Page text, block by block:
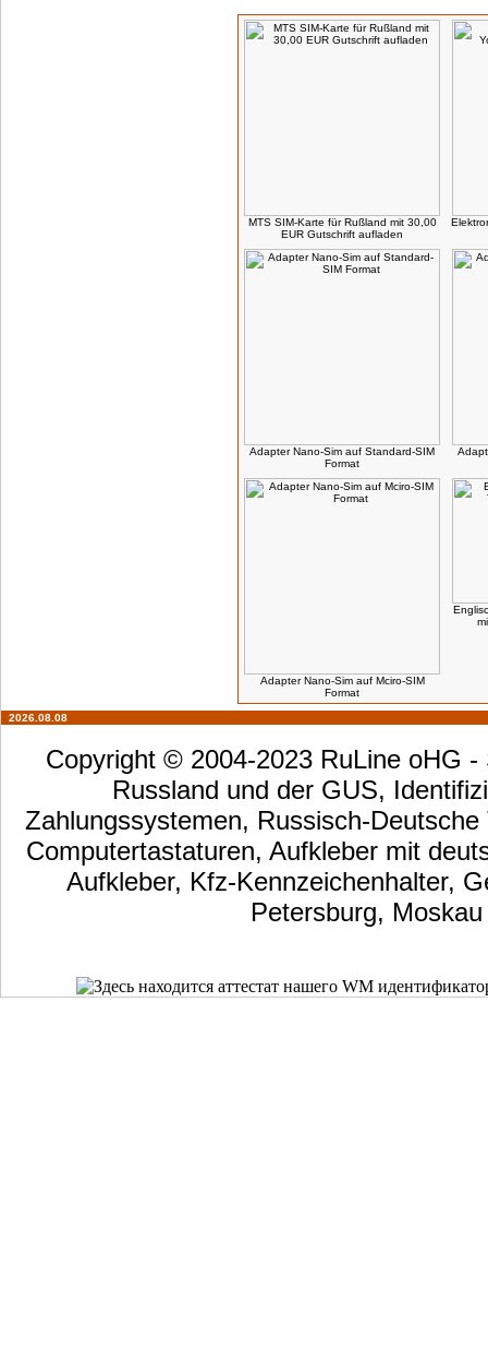
MTS SIM-Karte für Rußland mit 30,00
EUR Gutschrift aufladen
Adapter Nano-Sim auf Standard-SIM
Format
Adapter Nano-Sim auf Mсiro-SIM
Format
2026.08.08
Copyright © 2004-2023 RuLine oHG
Russland und der GUS,
Zahlungssystemen, Russisch-
Computertastaturen, Aufkleber mit
Aufkleber, Kfz-Kennzeichenhalter,
Petersburg,